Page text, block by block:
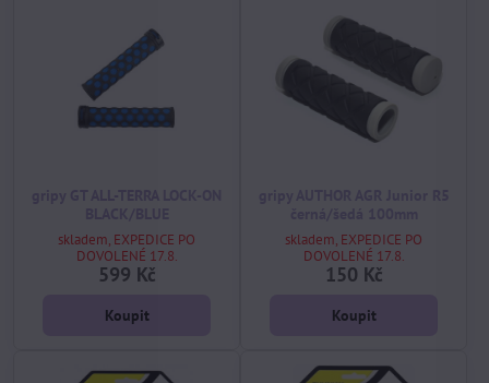
skladem, EXPEDICE PO
DOVOLENÉ 17.8.
599 Kč
Koupit
skladem, EXPEDICE PO
DOVOLENÉ 17.8.
150 Kč
Koupit